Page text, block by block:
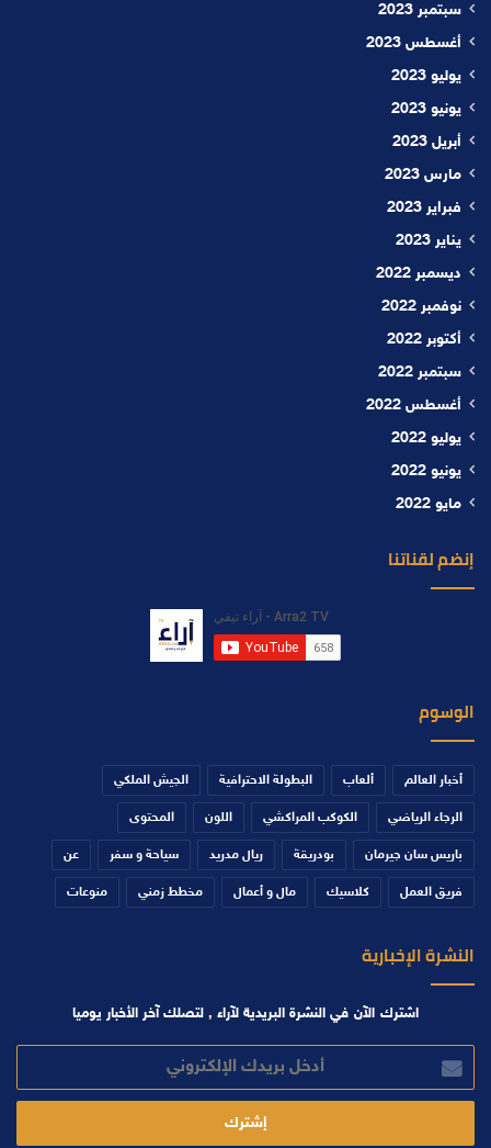
سبتمبر 2023
أغسطس 2023
يوليو 2023
يونيو 2023
أبريل 2023
مارس 2023
فبراير 2023
يناير 2023
ديسمبر 2022
نوفمبر 2022
أكتوبر 2022
سبتمبر 2022
أغسطس 2022
يوليو 2022
يونيو 2022
مايو 2022
إنضم لقناتنا
الوسوم
أخبار العالم ألعاب البطولة الاحترافية الجيش الملكي
الرجاء الرياضي الكوكب المراكشي اللون المحتوى
باريس سان جيرمان بودريقة ريال مدريد سياحة و سفر عن
فريق العمل كلاسيك مال و أعمال مخطط زمني منوعات
النشرة الإخبارية
اشترك الآن في النشرة البريدية لآراء , لتصلك آخر الأخبار يوميا
بريدك
الإلكتروني